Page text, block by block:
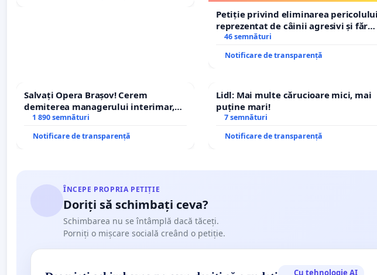
Petiție privind eliminarea pericolului
reprezentat de câinii agresivi și fără
stăpân din comuna Tunari
46 semnături
Notificare de transparență
Salvați Opera Brașov! Cerem
demiterea managerului interimar,
Petrean Lucian-Marius!
1 890 semnături
Notificare de transparență
Lidl: Mai multe cărucioare mici, mai
puține mari!
7 semnături
Notificare de transparență
ÎNCEPE PROPRIA PETIȚIE
Doriți să schimbați ceva?
Schimbarea nu se întâmplă dacă tăceți.
Porniți o mișcare socială creând o petiție.